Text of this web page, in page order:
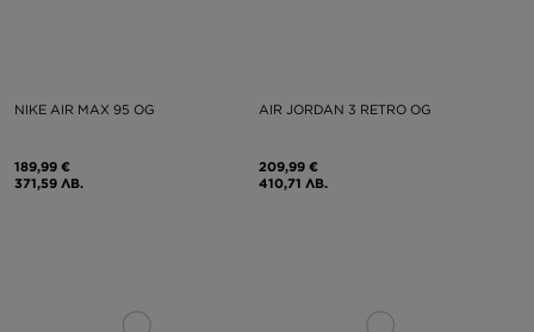
NIKE AIR MAX 95 OG
189,99 €
371,59 ЛВ.
AIR JORDAN 3 RETRO OG
209,99 €
410,71 ЛВ.